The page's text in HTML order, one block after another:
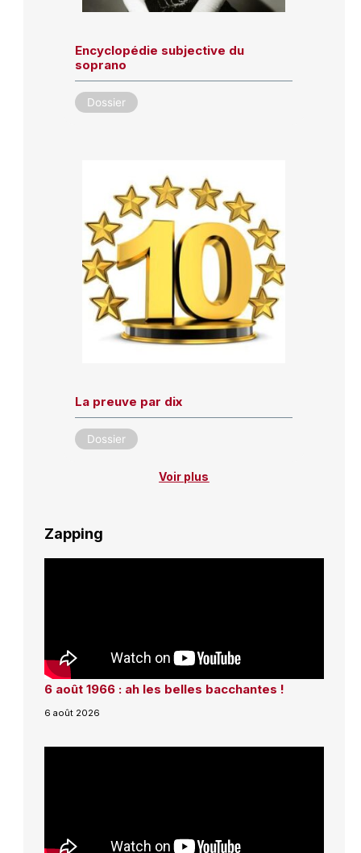
Encyclopédie subjective du
soprano
Dossier
La preuve par dix
Dossier
Voir plus
Zapping
6 août 1966 : ah les belles bacchantes !
6 août 2026